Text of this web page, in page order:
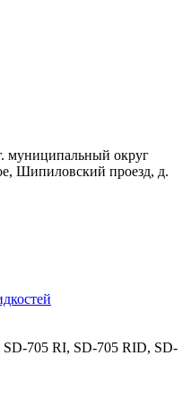
муниципальный округ
Шипиловский проезд, д.
SD-705 RI, SD-705 RID, SD-